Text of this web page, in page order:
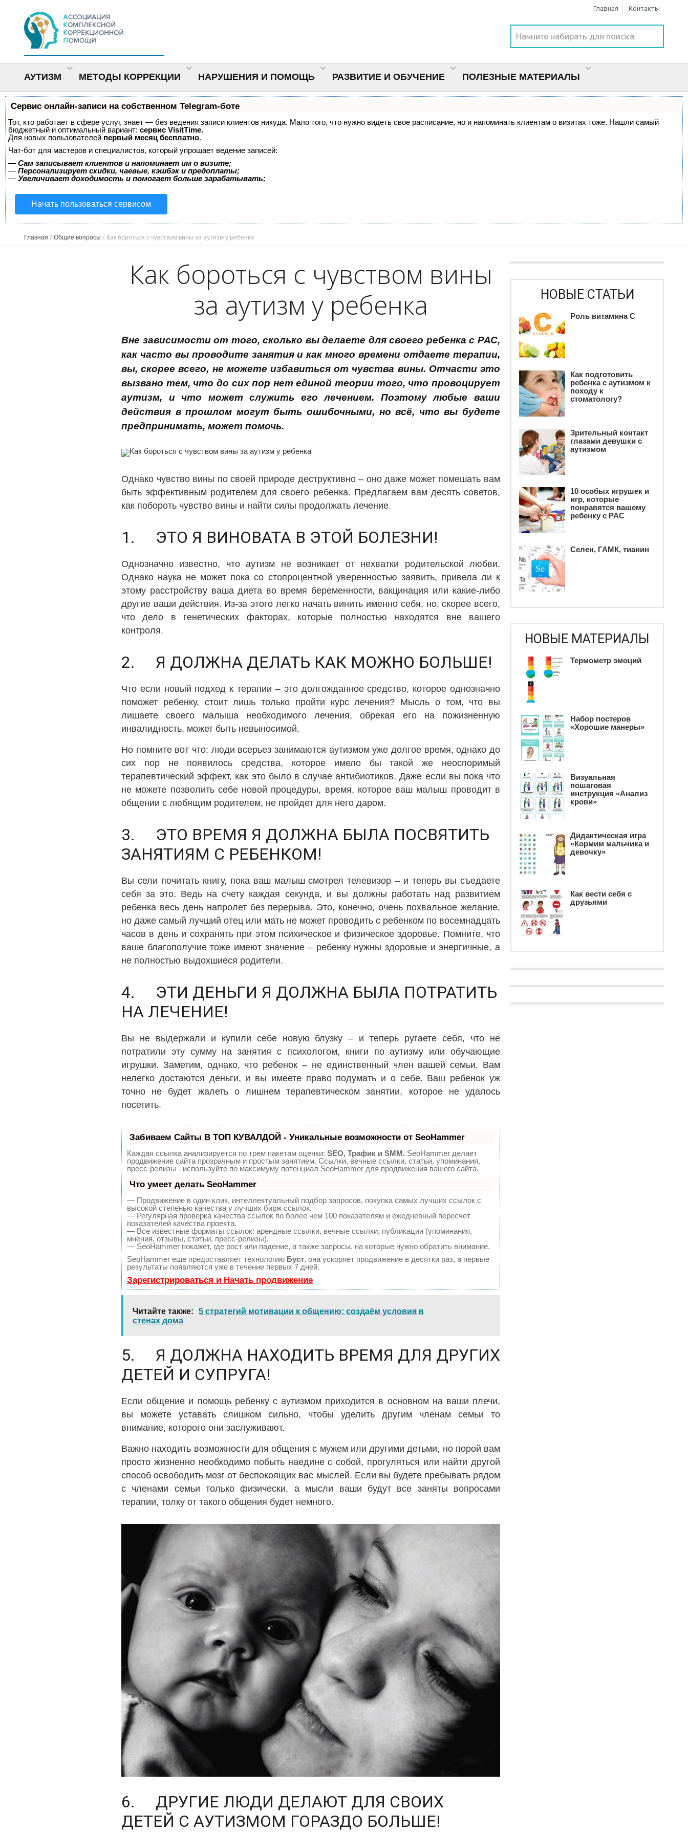
Главная Контакты
АУТИЗМ МЕТОДЫ КОРРЕКЦИИ НАРУШЕНИЯ И ПОМОЩЬ РАЗВИТИЕ И ОБУЧЕНИЕ ПОЛЕЗНЫЕ МАТЕРИАЛЫ
Сервис онлайн-записи на собственном Telegram-боте
Тот, кто работает в сфере услуг, знает — без ведения записи клиентов никуда. Мало того, что нужно видеть свое расписание, но и напоминать клиентам о визитах тоже. Нашли самый
бюджетный и оптимальный вариант: сервис VisitTime.
Для новых пользователей первый месяц бесплатно.
Чат-бот для мастеров и специалистов, который упрощает ведение записей:
— Сам записывает клиентов и напоминает им о визите;
— Персонализирует скидки, чаевые, кэшбэк и предоплаты;
— Увеличивает доходимость и помогает больше зарабатывать;
Начать пользоваться сервисом
Главная / Общие вопросы / Как бороться с чувством вины за аутизм у ребенка
Как бороться с чувством вины
за аутизм у ребенка
Вне зависимости от того, сколько вы делаете для своего ребенка с РАС,
как часто вы проводите занятия и как много времени отдаете терапии,
вы, скорее всего, не можете избавиться от чувства вины. Отчасти это
вызвано тем, что до сих пор нет единой теории того, что провоцирует
аутизм, и что может служить его лечением. Поэтому любые ваши
действия в прошлом могут быть ошибочными, но всё, что вы будете
предпринимать, может помочь.
Однако чувство вины по своей природе деструктивно – оно даже может помешать вам
быть эффективным родителем для своего ребенка. Предлагаем вам десять советов,
как побороть чувство вины и найти силы продолжать лечение.
1. ЭТО Я ВИНОВАТА В ЭТОЙ БОЛЕЗНИ!
Однозначно известно, что аутизм не возникает от нехватки родительской любви.
Однако наука не может пока со стопроцентной уверенностью заявить, привела ли к
этому расстройству ваша диета во время беременности, вакцинация или какие-либо
другие ваши действия. Из-за этого легко начать винить именно себя, но, скорее всего,
что дело в генетических факторах, которые полностью находятся вне вашего
контроля.
2. Я ДОЛЖНА ДЕЛАТЬ КАК МОЖНО БОЛЬШЕ!
Что если новый подход к терапии – это долгожданное средство, которое однозначно
поможет ребенку, стоит лишь только пройти курс лечения? Мысль о том, что вы
лишаете своего малыша необходимого лечения, обрекая его на пожизненную
инвалидность, может быть невыносимой.
Но помните вот что: люди всерьез занимаются аутизмом уже долгое время, однако до
сих пор не появилось средства, которое имело бы такой же неоспоримый
терапевтический эффект, как это было в случае антибиотиков. Даже если вы пока что
не можете позволить себе новой процедуры, время, которое ваш малыш проводит в
общении с любящим родителем, не пройдет для него даром.
3. ЭТО ВРЕМЯ Я ДОЛЖНА БЫЛА ПОСВЯТИТЬ
ЗАНЯТИЯМ С РЕБЕНКОМ!
Вы сели почитать книгу, пока ваш малыш смотрел телевизор – и теперь вы съедаете
себя за это. Ведь на счету каждая секунда, и вы должны работать над развитием
ребенка весь день напролет без перерыва. Это, конечно, очень похвальное желание,
но даже самый лучший отец или мать не может проводить с ребенком по восемнадцать
часов в день и сохранять при этом психическое и физическое здоровье. Помните, что
ваше благополучие тоже имеют значение – ребенку нужны здоровые и энергичные, а
не полностью выдохшиеся родители.
4. ЭТИ ДЕНЬГИ Я ДОЛЖНА БЫЛА ПОТРАТИТЬ
НА ЛЕЧЕНИЕ!
Вы не выдержали и купили себе новую блузку – и теперь ругаете себя, что не
потратили эту сумму на занятия с психологом, книги по аутизму или обучающие
игрушки. Заметим, однако, что ребенок – не единственный член вашей семьи. Вам
нелегко достаются деньги, и вы имеете право подумать и о себе. Ваш ребенок уж
точно не будет жалеть о лишнем терапевтическом занятии, которое не удалось
посетить.
Забиваем Сайты В ТОП КУВАЛДОЙ - Уникальные возможности от SeoHammer
Каждая ссылка анализируется по трем пакетам оценки: SEO, Трафик и SMM. SeoHammer делает
продвижение сайта прозрачным и простым занятием. Ссылки, вечные ссылки, статьи, упоминания,
пресс-релизы - используйте по максимуму потенциал SeoHammer для продвижения вашего сайта.
Что умеет делать SeoHammer
— Продвижение в один клик, интеллектуальный подбор запросов, покупка самых лучших ссылок с
высокой степенью качества у лучших бирж ссылок.
— Регулярная проверка качества ссылок по более чем 100 показателям и ежедневный пересчет
показателей качества проекта.
— Все известные форматы ссылок: арендные ссылки, вечные ссылки, публикации (упоминания,
мнения, отзывы, статьи, пресс-релизы).
— SeoHammer покажет, где рост или падение, а также запросы, на которые нужно обратить внимание.
SeoHammer еще предоставляет технологию Буст, она ускоряет продвижение в десятки раз, а первые
результаты появляются уже в течение первых 7 дней.
Зарегистрироваться и Начать продвижение
Читайте также
5 стратегий мотивации к общению: создаём условия в
стенах дома
5. Я ДОЛЖНА НАХОДИТЬ ВРЕМЯ ДЛЯ ДРУГИХ
ДЕТЕЙ И СУПРУГА!
Если общение и помощь ребенку с аутизмом приходится в основном на ваши плечи,
вы можете уставать слишком сильно, чтобы уделить другим членам семьи то
внимание, которого они заслуживают.
Важно находить возможности для общения с мужем или другими детьми, но порой вам
просто жизненно необходимо побыть наедине с собой, прогуляться или найти другой
способ освободить мозг от беспокоящих вас мыслей. Если вы будете пребывать рядом
с членами семьи только физически, а мысли ваши будут все заняты вопросами
терапии, толку от такого общения будет немного.
6. ДРУГИЕ ЛЮДИ ДЕЛАЮТ ДЛЯ СВОИХ
ДЕТЕЙ С АУТИЗМОМ ГОРАЗДО БОЛЬШЕ!
НОВЫЕ СТАТЬИ
Роль витамина С
Как подготовить
ребенка c аутизмом к
походу к
стоматологу?
Зрительный контакт
глазами девушки с
аутизмом
10 особых игрушек и
игр, которые
понравятся вашему
ребенку c РАС
Селен, ГАМК, тианин
НОВЫЕ МАТЕРИАЛЫ
Термометр эмоций
Набор постеров
«Хорошие манеры»
Визуальная
пошаговая
инструкция «Анализ
крови»
Дидактическая игра
«Кормим мальчика и
девочку»
Как вести себя с
друзьями